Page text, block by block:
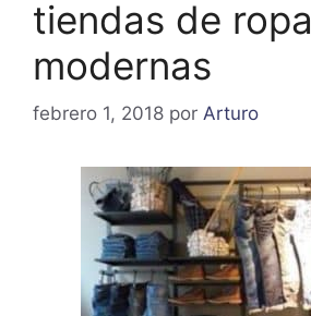
tiendas de ropa
modernas
febrero 1, 2018 por Arturo